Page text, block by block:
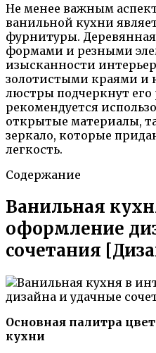
Не менее важным
ванильной кухни
фурнитуры.
формами и резными
изысканности
золотистыми краями и
люстры подчеркнут
рекомендуется
открытые материалы,
зеркало, которые
легкость.
Содержание
Ванильная
оформление
сочетания
Основная палитра
кухни